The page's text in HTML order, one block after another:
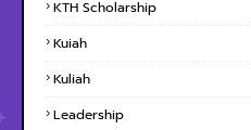
KTH Scholarship
Kuiah
Kuliah
Leadership